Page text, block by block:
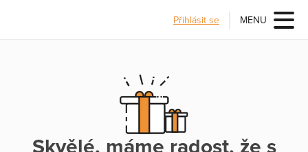
Přihlásit se MENU
Skvělé, máme radost, že s